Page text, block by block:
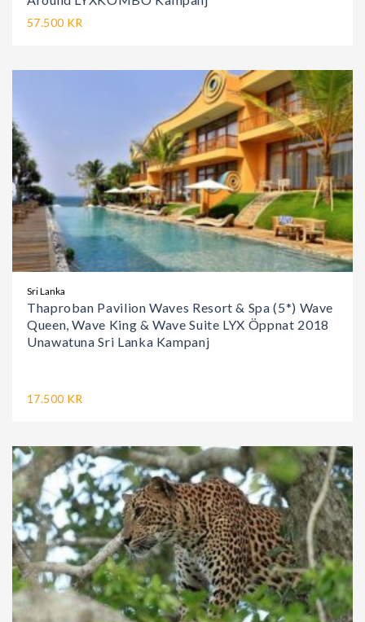
57.500 KR
Sri Lanka
Thaproban Pavilion Waves Resort & Spa (5*) Wave
Queen, Wave King & Wave Suite LYX Öppnat 2018
Unawatuna Sri Lanka Kampanj
17.500 KR